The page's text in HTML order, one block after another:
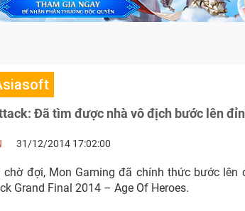
Đã tìm được nhà vô địch bước lên
31/12/2014 17:02:00
chờ đợi, Mon Gaming đã chính thức bước lên
Grand Final 2014 – Age Of Heroes.